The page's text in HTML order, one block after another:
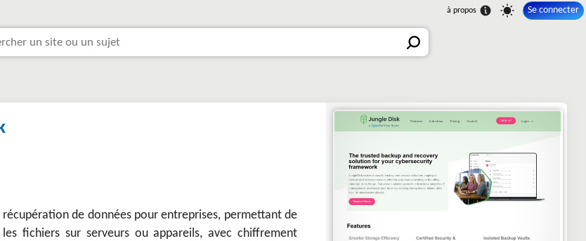
Se connecter
de données pour entreprises, permettant de
fichiers sur serveurs ou appareils, avec chiffrement